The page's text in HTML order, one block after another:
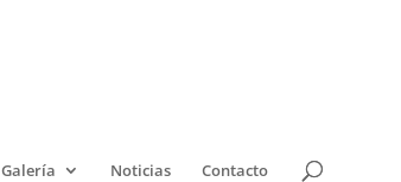
Galería Noticias Contacto